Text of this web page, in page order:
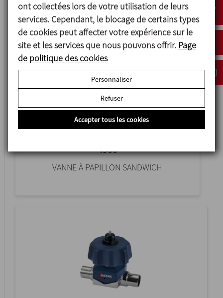
4900
VANNE À PAPILLON SANDWICH
ont collectées lors de votre utilisation de leurs
services. Cependant, le blocage de certains types
de cookies peut affecter votre expérience sur le
site et les services que nous pouvons offrir. Page
de politique des cookies
Personnaliser
Refuser
Accepter tous les cookies